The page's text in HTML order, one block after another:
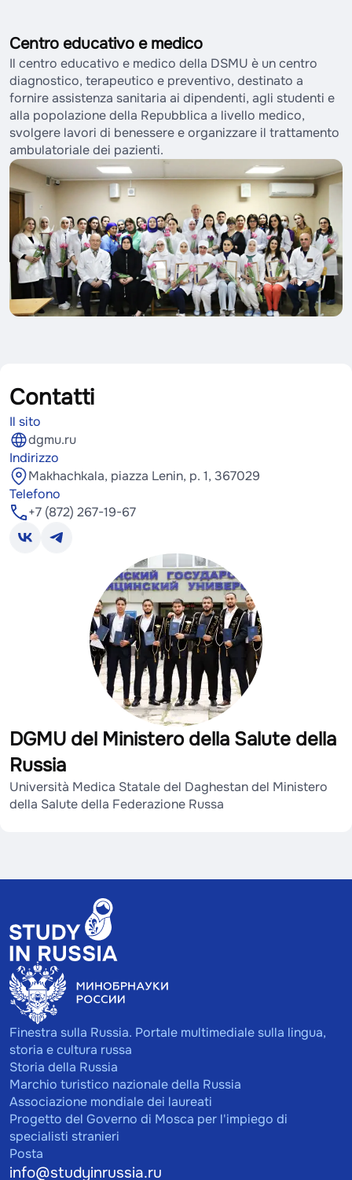
Centro educativo e medico
Il centro educativo e medico della DSMU è un centro
diagnostico, terapeutico e preventivo, destinato a
fornire assistenza sanitaria ai dipendenti, agli studenti e
alla popolazione della Repubblica a livello medico,
svolgere lavori di benessere e organizzare il trattamento
ambulatoriale dei pazienti.
Contatti
Il sito
dgmu.ru
Indirizzo
Makhachkala, piazza Lenin, p. 1, 367029
Telefono
+7 (872) 267-19-67
DGMU del Ministero della Salute della
Russia
Università Medica Statale del Daghestan del Ministero
della Salute della Federazione Russa
Finestra sulla Russia. Portale multimediale sulla lingua,
storia e cultura russa
Storia della Russia
Marchio turistico nazionale della Russia
Associazione mondiale dei laureati
Progetto del Governo di Mosca per l'impiego di
specialisti stranieri
Posta
info@studyinrussia.ru